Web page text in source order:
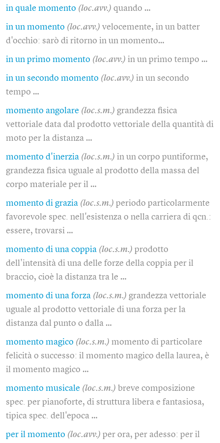
in quale momento (loc.avv.) quando …
in un momento (loc.avv.) velocemente, in un batter
d'occhio: sarò di ritorno in un momento…
in un primo momento (loc.avv.) in un primo tempo …
in un secondo momento (loc.avv.) in un secondo
tempo …
momento angolare (loc.s.m.) grandezza fisica
vettoriale data dal prodotto vettoriale della quantità di
moto per la distanza …
momento d'inerzia (loc.s.m.) in un corpo puntiforme,
grandezza fisica uguale al prodotto della massa del
corpo materiale per il …
momento di grazia (loc.s.m.) periodo particolarmente
favorevole spec. nell'esistenza o nella carriera di qcn.:
essere, trovarsi …
momento di una coppia (loc.s.m.) prodotto
dell'intensità di una delle forze della coppia per il
braccio, cioè la distanza tra le …
momento di una forza (loc.s.m.) grandezza vettoriale
uguale al prodotto vettoriale di una forza per la
distanza dal punto o dalla …
momento magico (loc.s.m.) momento di particolare
felicità o successo: il momento magico della laurea, è
il momento magico …
momento musicale (loc.s.m.) breve composizione
spec. per pianoforte, di struttura libera e fantasiosa,
tipica spec. dell'epoca …
per il momento (loc.avv.) per ora, per adesso: per il